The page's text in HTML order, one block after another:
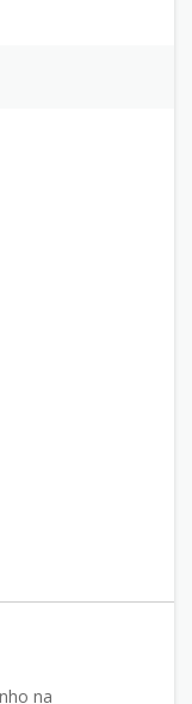
na